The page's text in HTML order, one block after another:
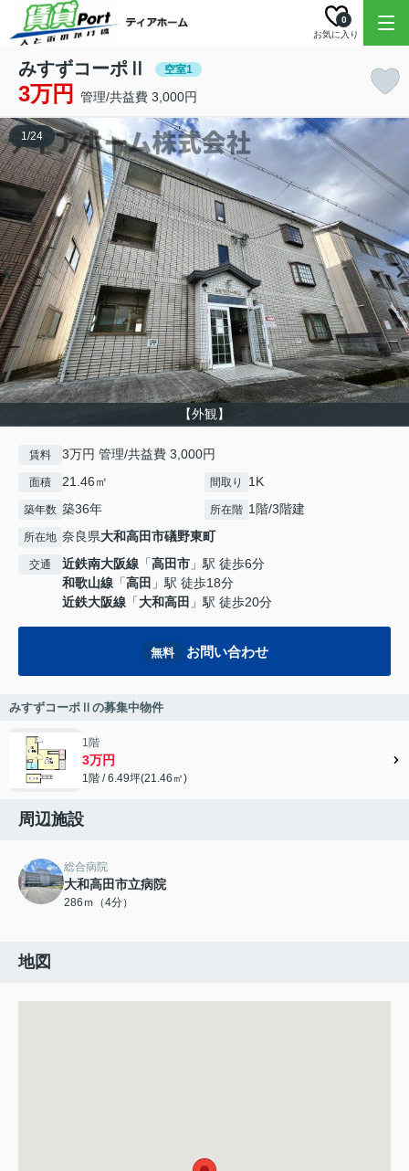
お気に入り
0
みすずコーポⅡ 空室1
3万円 管理/共益費 3,000円
【外観】
1/24
賃料 3万円 管理/共益費 3,000円
面積 21.46㎡ 間取り 1K
築年数 築36年 所在階 1階/3階建
所在地 奈良県大和高田市礒野東町
交通 近鉄南大阪線 「高田市 」駅 徒歩6分
和歌山線 「高田 」駅 徒歩18分
近鉄大阪線 「大和高田 」駅 徒歩20分
無料 お問い合わせ
みすずコーポⅡの募集中物件
1階
3万円
1階 / 6.49坪(21.46㎡)
周辺施設
総合病院
大和高田市立病院
286ｍ（4分）
地図